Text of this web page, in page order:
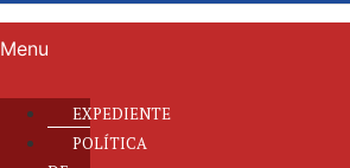
Menu
EXPEDIENTE
POLÍTICA